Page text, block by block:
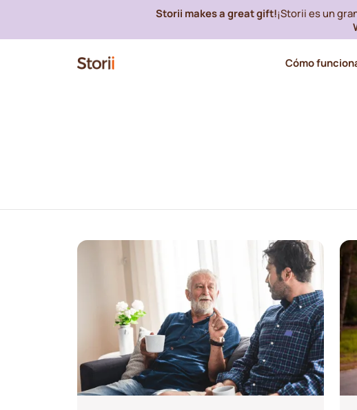
Storii makes a great gift!¡Storii es un
Cómo